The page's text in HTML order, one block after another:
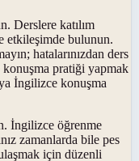
Derslere katılım
etkileşimde bulunun.
hatalarınızdan ders
konuşma pratiği yapmak
İngilizce konuşma
İngilizce öğrenme
zamanlarda bile pes
için düzenli